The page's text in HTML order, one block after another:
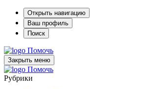
Открыть навигацию
Ваш профиль
Поиск
Помочь
Закрыть меню
Помочь
Рубрики